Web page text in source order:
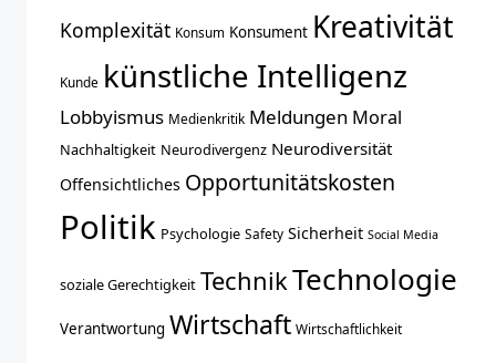
Komplexität Konsum Konsument Kreativität
Kunde künstliche Intelligenz
Lobbyismus Medienkritik Meldungen Moral
Nachhaltigkeit Neurodivergenz Neurodiversität
Offensichtliches Opportunitätskosten
Politik Psychologie Safety Sicherheit Social Media
soziale Gerechtigkeit TechnikTechnologie
Verantwortung Wirtschaft Wirtschaftlichkeit